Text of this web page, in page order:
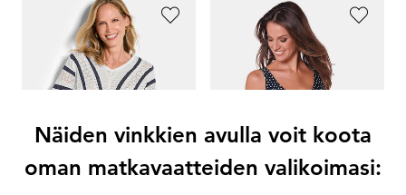
GOLDNER
69,95 €129,95 €
GOLDNER
83,97 €139,95 €
Näiden vinkkien avulla voit koota
oman matkavaatteiden valikoimasi: